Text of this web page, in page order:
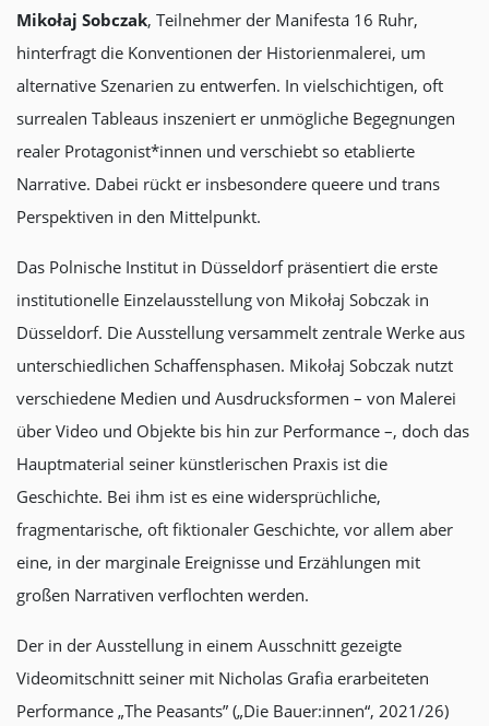
Mikołaj Sobczak, Teilnehmer der Manifesta 16 Ruhr,
hinterfragt die Konventionen der Historienmalerei, um
alternative Szenarien zu entwerfen. In vielschichtigen, oft
surrealen Tableaus inszeniert er unmögliche Begegnungen
realer Protagonist*innen und verschiebt so etablierte
Narrative. Dabei rückt er insbesondere queere und trans
Perspektiven in den Mittelpunkt.
Das Polnische Institut in Düsseldorf präsentiert die erste
institutionelle Einzelausstellung von Mikołaj Sobczak in
Düsseldorf. Die Ausstellung versammelt zentrale Werke aus
unterschiedlichen Schaffensphasen. Mikołaj Sobczak nutzt
verschiedene Medien und Ausdrucksformen – von Malerei
über Video und Objekte bis hin zur Performance –, doch das
Hauptmaterial seiner künstlerischen Praxis ist die
Geschichte. Bei ihm ist es eine widersprüchliche,
fragmentarische, oft fiktionaler Geschichte, vor allem aber
eine, in der marginale Ereignisse und Erzählungen mit
großen Narrativen verflochten werden.
Der in der Ausstellung in einem Ausschnitt gezeigte
Videomitschnitt seiner mit Nicholas Grafia erarbeiteten
Performance „The Peasants” („Die Bauer:innen“, 2021/26)